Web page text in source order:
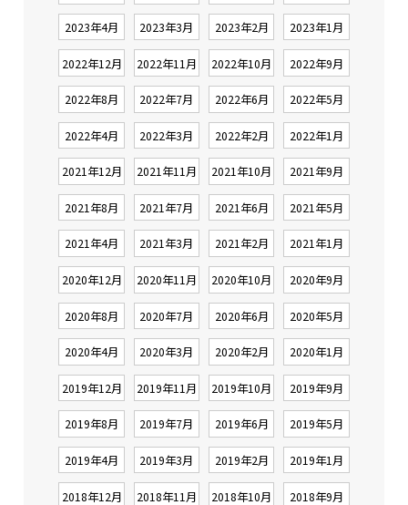
2023年4月 2023年3月 2023年2月 2023年1月
2022年12月 2022年11月 2022年10月 2022年9月
2022年8月 2022年7月 2022年6月 2022年5月
2022年4月 2022年3月 2022年2月 2022年1月
2021年12月 2021年11月 2021年10月 2021年9月
2021年8月 2021年7月 2021年6月 2021年5月
2021年4月 2021年3月 2021年2月 2021年1月
2020年12月 2020年11月 2020年10月 2020年9月
2020年8月 2020年7月 2020年6月 2020年5月
2020年4月 2020年3月 2020年2月 2020年1月
2019年12月 2019年11月 2019年10月 2019年9月
2019年8月 2019年7月 2019年6月 2019年5月
2019年4月 2019年3月 2019年2月 2019年1月
2018年12月 2018年11月 2018年10月 2018年9月